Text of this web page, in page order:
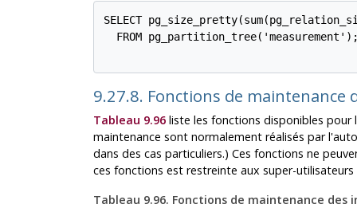
SELECT
FROM
9.27.8. Fonctions de maintenance
Tableau 9.96liste les fonctions disponibles pour
maintenance sont normalement réalisés par
dans des cas particuliers.) Ces fonctions ne
ces fonctions est restreinte aux super-
Tableau 9.96. Fonctions de maintenance des